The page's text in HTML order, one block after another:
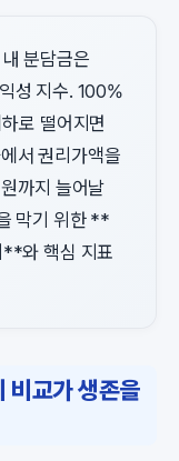
분담금은
성 지수. 100%
로 떨어지면
서 권리가액을
까지 늘어날
막기 위한 **
**와 핵심 지표
비교가 생존을